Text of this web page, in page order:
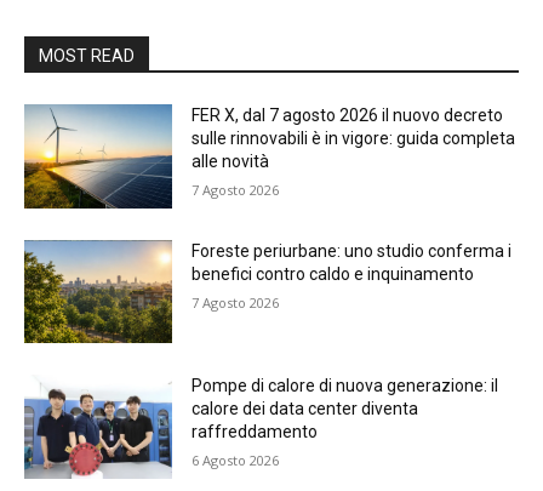
MOST READ
FER X, dal 7 agosto 2026 il nuovo decreto
sulle rinnovabili è in vigore: guida completa
alle novità
7 Agosto 2026
Foreste periurbane: uno studio conferma i
benefici contro caldo e inquinamento
7 Agosto 2026
Pompe di calore di nuova generazione: il
calore dei data center diventa
raffreddamento
6 Agosto 2026